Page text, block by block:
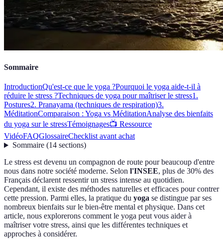
Sommaire
IntroductionQu'est-ce que le yoga ?Pourquoi le yoga aide-t-il à
réduire le stress ?Techniques de yoga pour maîtriser le stress1.
Postures2. Pranayama (techniques de respiration)3.
MéditationComparaison : Yoga vs MéditationAnalyse des bienfaits
du yoga sur le stressTémoignages📺 Ressource
VidéoFAQGlossaireChecklist avant achat
Sommaire(14 sections)
Le stress est devenu un compagnon de route pour beaucoup d'entre
nous dans notre société moderne. Selon l'INSEE, plus de 30% des
Français déclarent ressentir un stress intense au quotidien.
Cependant, il existe des méthodes naturelles et efficaces pour contrer
cette pression. Parmi elles, la pratique du yoga se distingue par ses
nombreux bienfaits sur le bien-être mental et physique. Dans cet
article, nous explorerons comment le yoga peut vous aider à
maîtriser votre stress, ainsi que les différentes techniques et
approches à considérer.